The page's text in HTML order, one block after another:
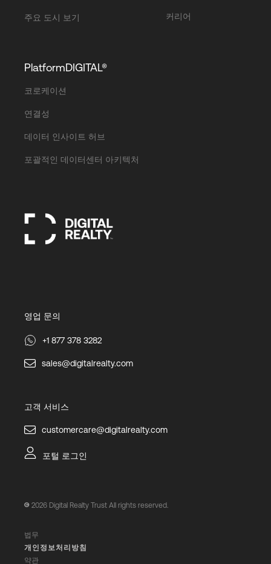
주요 도시 보기 커리어
PlatformDIGITAL®
코로케이션
연결성
데이터 인사이트 허브
포괄적인 데이터센터 아키텍처
영업 문의
+1 877 378 3282
sales@digitalrealty.com
고객 서비스
customercare@digitalrealty.com
포털 로그인
2026 Digital Realty Trust All rights reserved.
법무
개인정보처리방침
약관